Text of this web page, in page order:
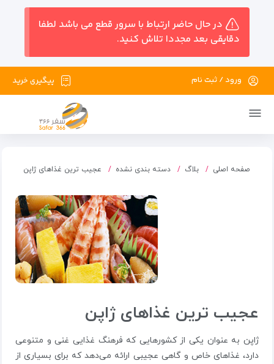
در حال حاضر ارتباط با سرور قطع می باشد لطفا
دقایقی بعد مجددا تلاش کنید.
پیگیری خرید ورود / ثبت نام
صفحه اصلی بلاگ دسته بندی نشده عجیب ترین غذاهای ژاپن
عجیب ترین غذاهای ژاپن
ژاپن به عنوان یکی از کشورهایی که فرهنگ غذایی غنی و متنوعی
دارد، غذاهای خاص و گاهی عجیبی ارائه می‌دهد که برای بسیاری از